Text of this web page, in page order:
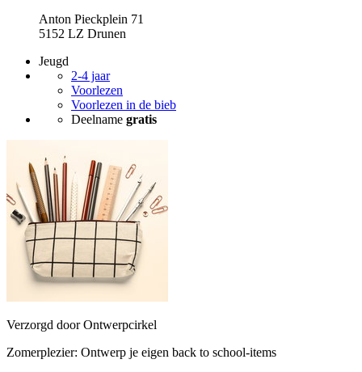
Anton Pieckplein 71
5152 LZ Drunen
Jeugd
2-4 jaar
Voorlezen
Voorlezen in de bieb
Deelname gratis
Verzorgd door Ontwerpcirkel
Zomerplezier: Ontwerp je eigen back to school-items